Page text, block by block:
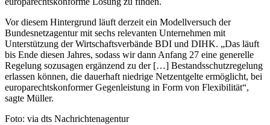
Vor diesem Hintergrund läuft derzeit ein Modellversuch der
Bundesnetzagentur mit sechs relevanten Unternehmen mit
Unterstützung der Wirtschaftsverbände BDI und DIHK. „Das läuft
bis Ende diesen Jahres, sodass wir dann Anfang 27 eine generelle
Regelung sozusagen ergänzend zu der […] Bestandsschutzregelung
erlassen können, die dauerhaft niedrige Netzentgelte ermöglicht, bei
europarechtskonformer Gegenleistung in Form von Flexibilität“,
sagte Müller.
Foto: via dts Nachrichtenagentur